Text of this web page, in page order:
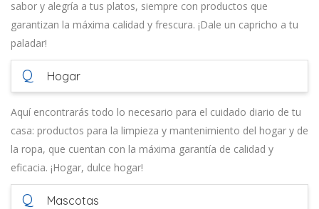
sabor y alegría a tus platos, siempre con productos que
garantizan la máxima calidad y frescura. ¡Dale un capricho a tu
paladar!
Q Hogar
Aquí encontrarás todo lo necesario para el cuidado diario de tu
casa: productos para la limpieza y mantenimiento del hogar y de
la ropa, que cuentan con la máxima garantía de calidad y
eficacia. ¡Hogar, dulce hogar!
Q Mascotas